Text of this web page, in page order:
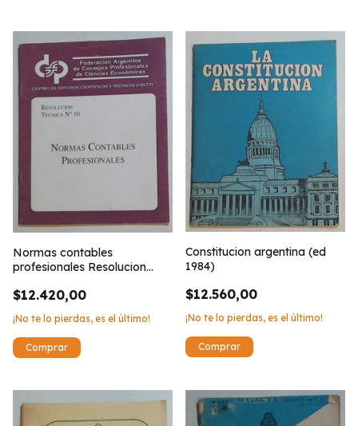
Normas contables
profesionales Resolucion
$12.420,00
¡No te lo pierdas, es el último!
Constitucion argentina (ed
1984)
$12.560,00
¡No te lo pierdas, es el último!